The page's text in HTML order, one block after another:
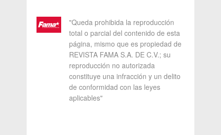
"Queda prohibida la reproducción
total o parcial del contenido de esta
página, mismo que es propiedad de
REVISTA FAMA S.A. DE C.V.; su
reproducción no autorizada
constituye una infracción y un delito
de conformidad con las leyes
aplicables"